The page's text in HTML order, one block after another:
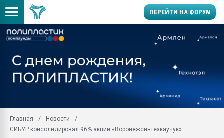
ПЕРЕЙТИ НА ФОРУМ
пластмасс
ситуацией на
Главная
Новости
СИБУР консолидировал 96% акций «Воронежсинтезкаучук»